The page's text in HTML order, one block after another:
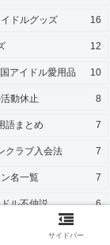
ドルグッズ 16
12
アイドル愛用品 10
動休止 8
語まとめ 7
クラブ入会法 7
名一覧 7
ル不仲説 6
サイドバー